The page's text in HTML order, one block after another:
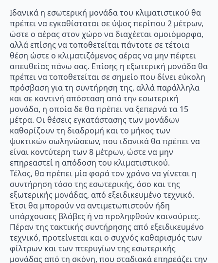
Ιδανικά η εσωτερική μονάδα του κλιματιστικού θα
πρέπει να εγκαθίσταται σε ύψος περίπου 2 μέτρων,
ώστε ο αέρας στον χώρο να διαχέεται ομοιόμορφα,
αλλά επίσης να τοποθετείται πάντοτε σε τέτοια
θέση ώστε ο κλιματιζόμενος αέρας να μην πέφτει
απευθείας πάνω σας. Επίσης η εξωτερική μονάδα θα
πρέπει να τοποθετείται σε σημείο που δίνει εύκολη
πρόσβαση για τη συντήρηση της, αλλά παράλληλα
και σε κοντινή απόσταση από την εσωτερική
μονάδα, η οποία δε θα πρέπει να ξεπερνά τα 15
μέτρα. Οι θέσεις εγκατάστασης των μονάδων
καθορίζουν τη διαδρομή και το μήκος των
ψυκτικών σωληνώσεων, που ιδανικά θα πρέπει να
είναι κοντύτερη των 8 μέτρων, ώστε να μην
επηρεαστεί η απόδοση του κλιματιστικού.
Τέλος, θα πρέπει μία φορά τον χρόνο να γίνεται η
συντήρηση τόσο της εσωτερικής, όσο και της
εξωτερικής μονάδας, από εξειδικευμένο τεχνικό.
Έτσι θα μπορούν να αντιμετωπιστούν ήδη
υπάρχουσες βλάβες ή να προληφθούν καινούριες.
Πέραν της τακτικής συντήρησης από εξειδικευμένο
τεχνικό, προτείνεται και ο συχνός καθαρισμός των
φίλτρων και των πτερυγίων της εσωτερικής
μονάδας από τη σκόνη, που σταδιακά επηρεάζει την